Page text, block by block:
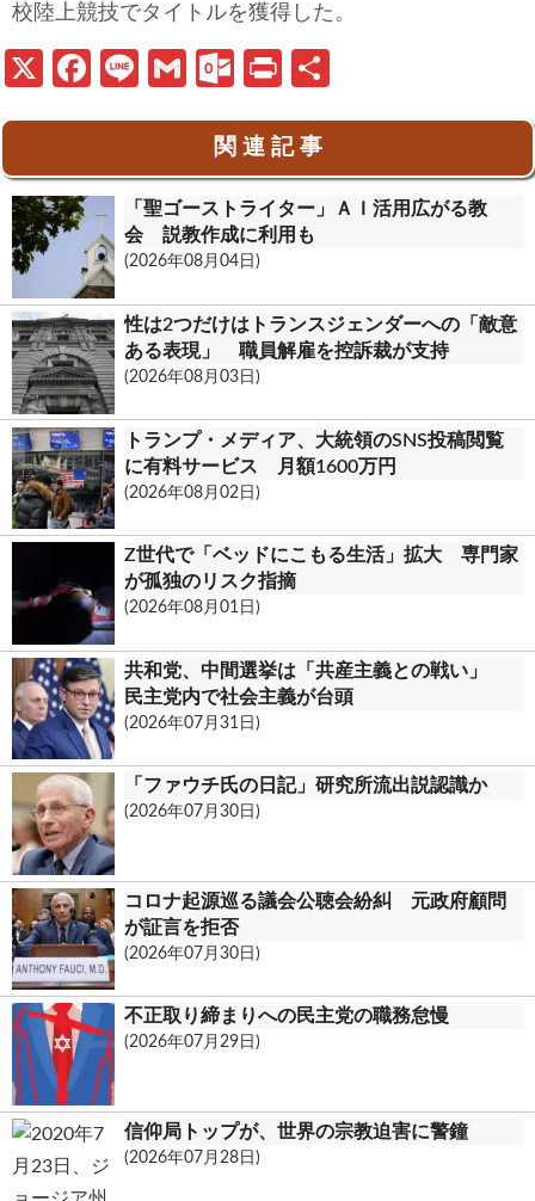
校陸上競技でタイトルを獲得した。
X
Fa
o
o
k
Li
G
ail
O
lo
o
k.
c
o
m
Pr
t
関 連 記 事
「聖ゴーストライター」ＡＩ活用広がる教
会 説教作成に利用も
(2026年08月04日)
性は2つだけはトランスジェンダーへの「敵意
ある表現」 職員解雇を控訴裁が支持
(2026年08月03日)
トランプ・メディア、大統領のSNS投稿閲覧
に有料サービス 月額1600万円
(2026年08月02日)
Z世代で「ベッドにこもる生活」拡大 専門家
が孤独のリスク指摘
(2026年08月01日)
共和党、中間選挙は「共産主義との戦い」
民主党内で社会主義が台頭
(2026年07月31日)
「ファウチ氏の日記」研究所流出説認識か
(2026年07月30日)
コロナ起源巡る議会公聴会紛糾 元政府顧問
が証言を拒否
(2026年07月30日)
不正取り締まりへの民主党の職務怠慢
(2026年07月29日)
信仰局トップが、世界の宗教迫害に警鐘
(2026年07月28日)